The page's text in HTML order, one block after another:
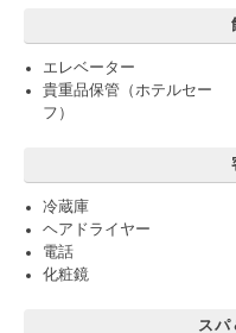
エレベーター
貴重品保管（ホテルセー
フ）
冷蔵庫
ヘアドライヤー
電話
化粧鏡
スパ